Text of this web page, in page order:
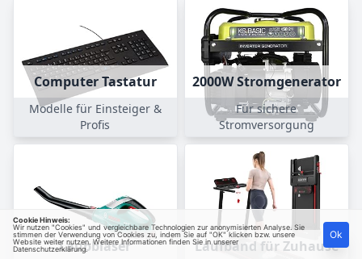
Computer Tastatur
Modelle für Einsteiger &
Profis
2000W Stromgenerator
Für sichere
Stromversorgung
Laubbläser Laufband für Zuhause
Cookie Hinweis:
Wir nutzen "Cookies" und vergleichbare Technologien zur anonymisierten Analyse. Sie
stimmen der Verwendung von Cookies zu, indem Sie auf "OK" klicken bzw. unsere
Website weiter nutzen. Weitere Informationen finden Sie in unserer
Datenschutzerklärung.
Ok